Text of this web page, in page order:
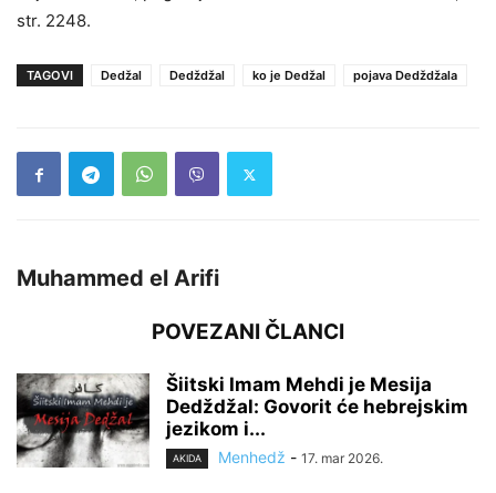
str. 2248.
TAGOVI Dedžal Dedždžal ko je Dedžal pojava Dedždžala
Muhammed el Arifi
POVEZANI ČLANCI
Šiitski Imam Mehdi je Mesija
Dedždžal: Govorit će hebrejskim
jezikom i...
AKIDA Menhedž - 17. mar 2026.